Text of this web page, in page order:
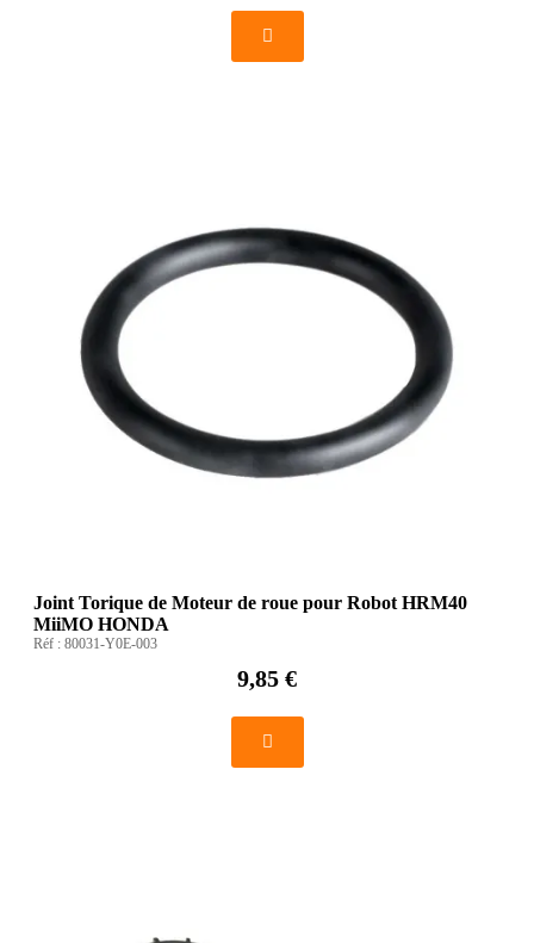
Joint Torique de Moteur de roue pour Robot HRM40
MiiMO HONDA
Réf : 80031-Y0E-003
9,85 €